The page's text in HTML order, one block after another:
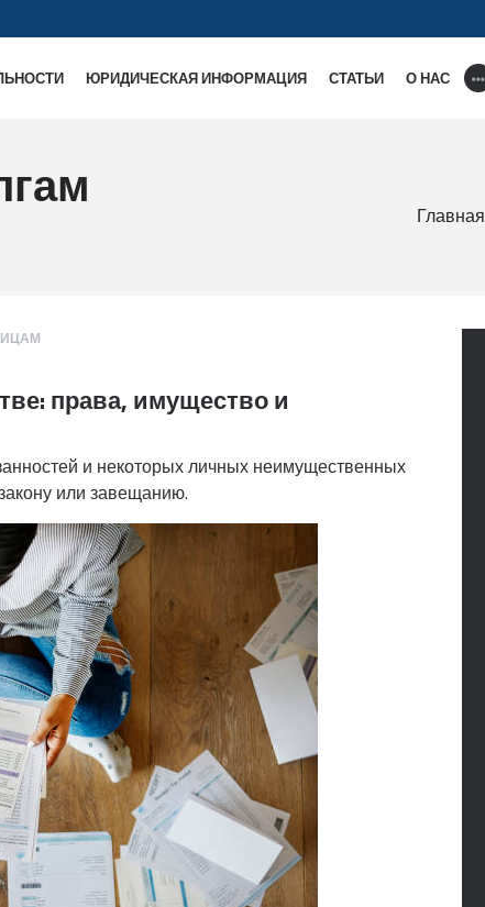
ЮРИДИЧЕСКАЯ ИНФОРМАЦИЯ СТАТЬИ О НАС
Главная
права, имущество и
и некоторых личных неимущественных
или завещанию.